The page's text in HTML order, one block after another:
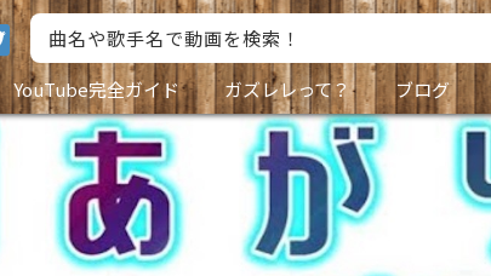
YouTube完全ガイド ガズレレって？ ブログ